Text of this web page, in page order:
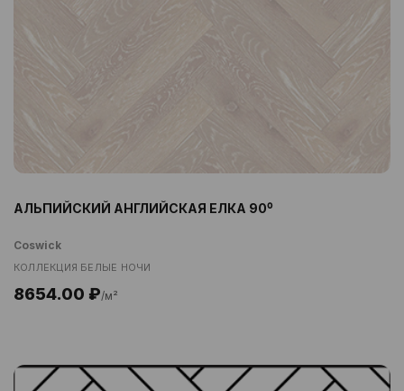
АЛЬПИЙСКИЙ АНГЛИЙСКАЯ ЕЛКА 90⁰
Coswick
КОЛЛЕКЦИЯ БЕЛЫЕ НОЧИ
8654.00 ₽/м²